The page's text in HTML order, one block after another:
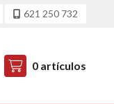
621 250 732
0 artículos